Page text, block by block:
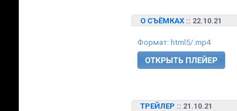
О СЪЁМКАХ :: 22.10.21
Формат: html5/.mp4
ТРЕЙЛЕР :: 21.10.21